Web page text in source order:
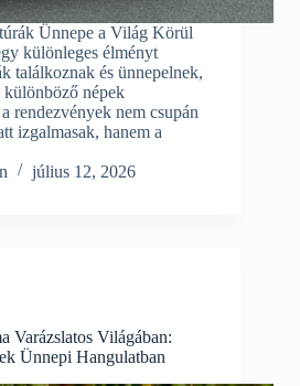
Ünnepe a Világ Körül
különleges élményt
találkoznak és ünnepelnek,
különböző népek
rendezvények nem csupán
izgalmasak, hanem a
július 12, 2026
Varázslatos Világában:
Ünnepi Hangulatban